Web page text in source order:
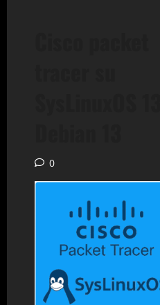
0